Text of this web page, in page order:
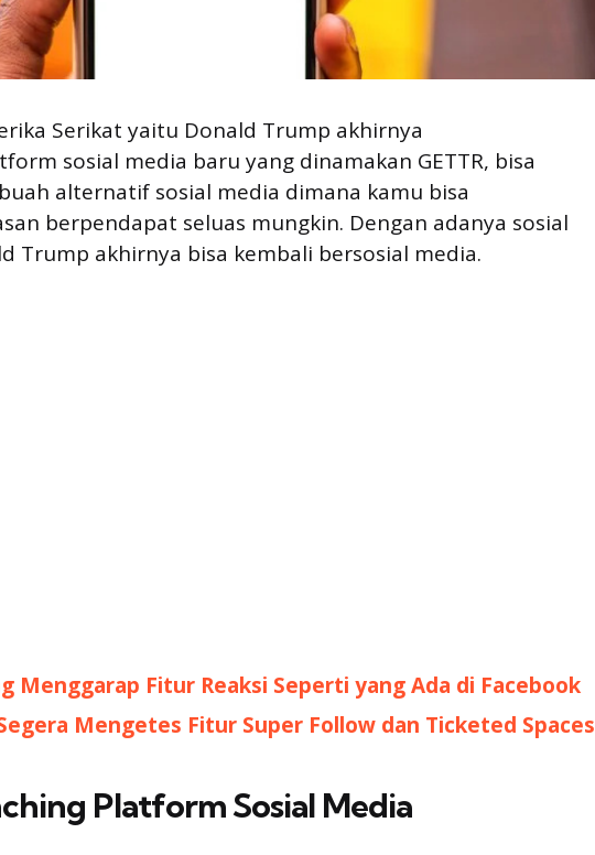
Serikat yaitu Donald Trump akhirnya
sosial media baru yang dinamakan GETTR, bisa
alternatif sosial media dimana kamu bisa
berpendapat seluas mungkin. Dengan adanya sosial
Trump akhirnya bisa kembali bersosial media.
Menggarap Fitur Reaksi Seperti yang Ada di Facebook
Mengetes Fitur Super Follow dan Ticketed Spaces
Platform Sosial Media